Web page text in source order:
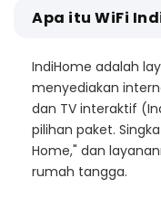
Apa itu WiFi
IndiHome adalah
menyediakan
dan TV interaktif
pilihan paket.
Home," dan
rumah tangga.